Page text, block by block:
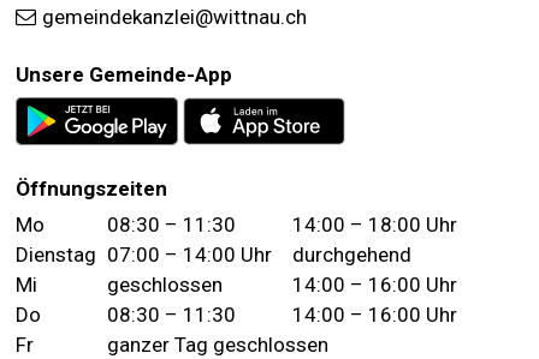
gemeindekanzlei@wittnau.ch
Unsere Gemeinde-App
Öffnungszeiten
WochentagVormittagNachmittag
Mo 08:30 – 11:30
14:00 – 18:00 Uhr
Dienstag 07:00 – 14:00 Uhr
durchgehend
Mi
geschlossen
14:00 – 16:00 Uhr
Do
08:30 – 11:30
14:00 – 16:00 Uhr
Fr
ganzer Tag geschlossen